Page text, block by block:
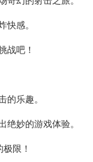
快感。
战吧！
的乐趣。
绝妙的游戏体验。
限！